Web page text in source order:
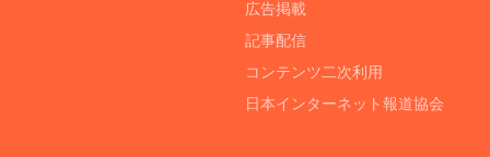
広告掲載
記事配信
コンテンツ二次利用
日本インターネット報道協会